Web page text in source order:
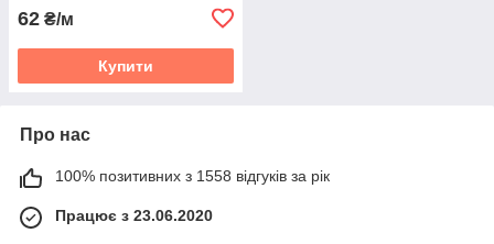
62 ₴/м
Купити
Про нас
100% позитивних з 1558 відгуків за рік
Працює з 23.06.2020